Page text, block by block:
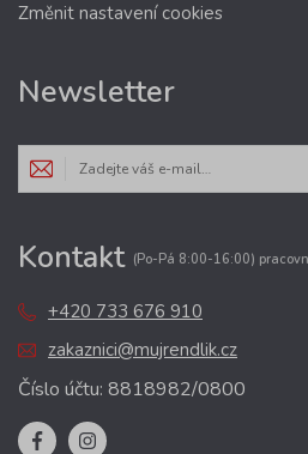
Změnit nastavení cookies
Newsletter
Kontakt (Po-Pá 8:00-16:00)
+420 733 676 910
zakaznici@mujrendlik.cz
Číslo účtu: 8818982/0800